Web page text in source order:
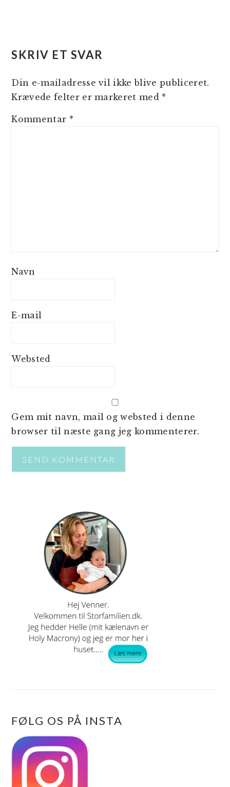
SKRIV ET SVAR
Din e-mailadresse vil ikke blive publiceret.
Krævede felter er markeret med *
Kommentar *
Navn
E-mail
Websted
Gem mit navn, mail og websted i denne
browser til næste gang jeg kommenterer.
PRIMÆR
SIDEBAR
FØLG OS PÅ INSTA